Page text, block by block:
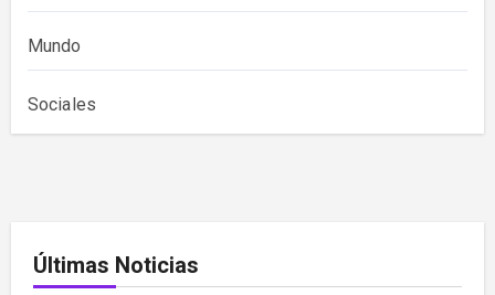
Mundo
Sociales
Últimas Noticias